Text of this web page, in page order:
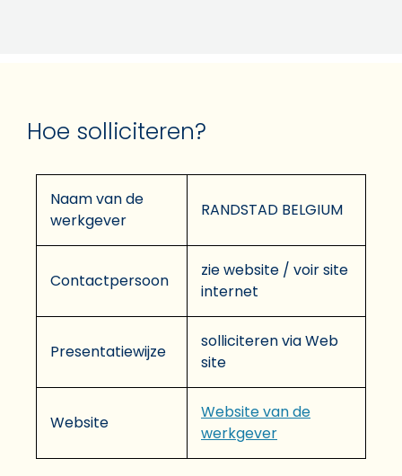
Hoe solliciteren?
Naam van de
werkgever
RANDSTAD BELGIUM
Contactpersoon
zie website / voir site
internet
Presentatiewijze
solliciteren via Web
site
Website
Website van de
werkgever